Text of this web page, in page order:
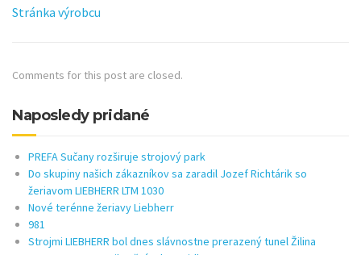
Stránka výrobcu
Comments for this post are closed.
Naposledy pridané
PREFA Sučany rozširuje strojový park
Do skupiny našich zákazníkov sa zaradil Jozef Richtárik so
žeriavom LIEBHERR LTM 1030
Nové terénne žeriavy Liebherr
981
Strojmi LIEBHERR bol dnes slávnostne prerazený tunel Žilina